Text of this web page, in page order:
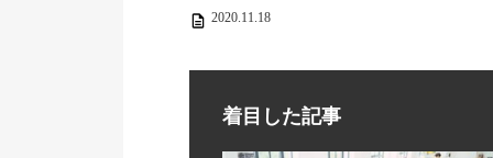
2020.11.18
着目した記事